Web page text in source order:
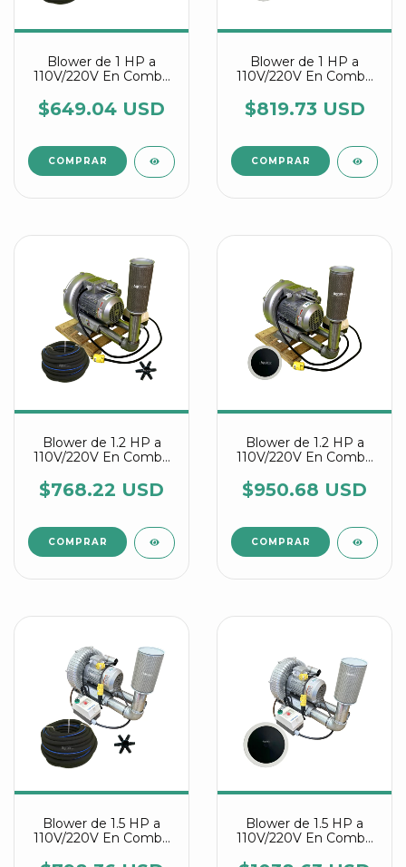
Blower de 1 HP a
110V/220V En Combo
Difusora y Conectores
Estrella Agrair
$649.04 USD
Blower de 1 HP a
110V/220V En Combo
Agrair
$819.73 USD
Blower de 1.2 HP a
110V/220V En Combo
Difusora Y Conectores
Estrella Agrair
$768.22 USD
Blower de 1.2 HP a
110V/220V En Combo
Agrair
$950.68 USD
Blower de 1.5 HP a
110V/220V En Combo
Blower de 1.5 HP a
110V/220V En Combo